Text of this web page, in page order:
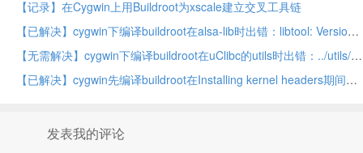
【记录】在Cygwin上用Buildroot为xscale建立交叉工具链
【已解决】cygwin下编译buildroot在alsa-lib时出错：libtool: Version mismatch error. This is libtool 2.4, but the definition of this LT_INIT comes from libtool 2.2.10.
【无需解决】cygwin下编译buildroot在uClibc的utils时出错：../utils/getconf.c:438:29: error: ‘_SC_CHARCLASS_NAME_MAX’ undeclared here (not in a function)
【已解决】cygwin先编译buildroot在Installing kernel headers期间出错：/bin/sh: scripts/basic/fixdep: cannot execute binary file
发表我的评论